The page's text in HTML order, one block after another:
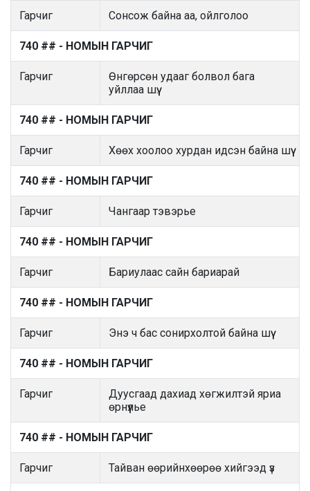
Гарчиг Сонсож байна аа, ойлголоо
740 ## - НОМЫН ГАРЧИГ
Гарчиг
Өнгөрсөн удааг болвол бага
уйллаа шүү.
740 ## - НОМЫН ГАРЧИГ
Гарчиг Хөөх хоолоо хурдан идсэн байна шүү
740 ## - НОМЫН ГАРЧИГ
Гарчиг Чангаар тэвэрье
740 ## - НОМЫН ГАРЧИГ
Гарчиг Бариулаас сайн бариарай
740 ## - НОМЫН ГАРЧИГ
Гарчиг Энэ ч бас сонирхолтой байна шүү
740 ## - НОМЫН ГАРЧИГ
Гарчиг
Дуусгаад дахиад хөгжилтэй яриа
өрнүүлье
740 ## - НОМЫН ГАРЧИГ
Гарчиг Тайван өөрийнхөөрөө хийгээд үз